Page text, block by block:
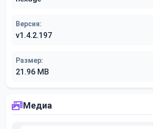
Версия:
v1.4.2.197
Размер:
21.96 MB
Медиа